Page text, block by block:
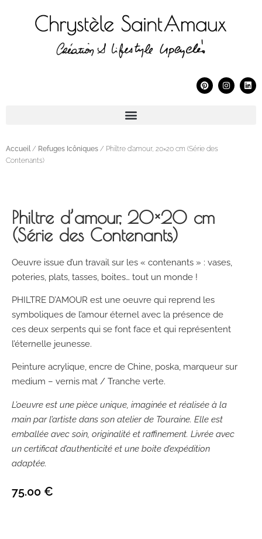
Accueil / Refuges Icôniques / Philtre d’amour, 20×20 cm (Série des
Contenants)
Philtre d’amour, 20×20 cm
(Série des Contenants)
Oeuvre issue d’un travail sur les « contenants » : vases,
poteries, plats, tasses, boites… tout un monde !
PHILTRE D’AMOUR est une oeuvre qui reprend les
symboliques de l’amour éternel avec la présence de
ces deux serpents qui se font face et qui représentent
l’éternelle jeunesse.
Peinture acrylique, encre de Chine, poska, marqueur sur
medium – vernis mat / Tranche verte.
L’oeuvre est une pièce unique, imaginée et réalisée à la
main par l’artiste dans son atelier de Touraine. Elle est
emballée avec soin, originalité et raffinement. Livrée avec
un certificat d’authenticité et une boite d’expédition
adaptée.
75.00 €